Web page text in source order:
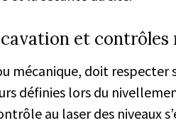
et contrôles
mécanique, doit
définies lors du
au laser des niveaux